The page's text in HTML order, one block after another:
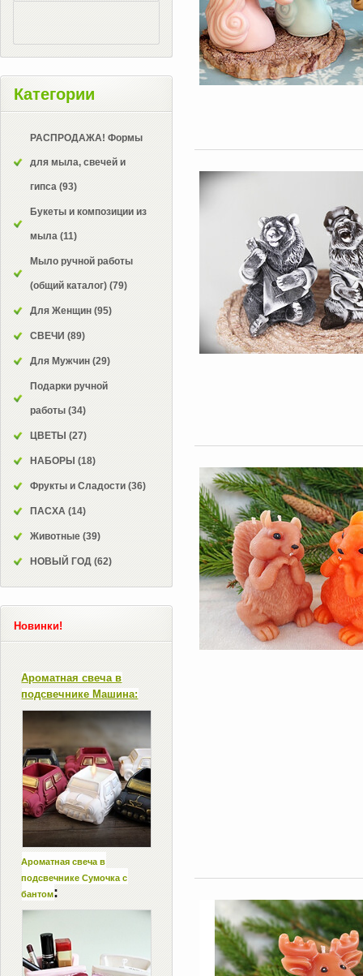
Категории
РАСПРОДАЖА! Формы
для мыла, свечей и
гипса (93)
Букеты и композиции из
мыла (11)
Мыло ручной работы
(общий каталог) (79)
Для Женщин (95)
СВЕЧИ (89)
Для Мужчин (29)
Подарки ручной
работы (34)
ЦВЕТЫ (27)
НАБОРЫ (18)
Фрукты и Сладости (36)
ПАСХА (14)
Животные (39)
НОВЫЙ ГОД (62)
Новинки!
Ароматная свеча в
подсвечнике Машина:
Ароматная свеча в
подсвечнике Сумочка с
бантом: